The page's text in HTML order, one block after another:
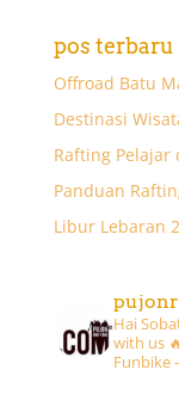
pos terbaru
Offroad Batu
Destinasi
Rafting Pelajar
Panduan
Libur Lebaran
Hai
with us
Funbike